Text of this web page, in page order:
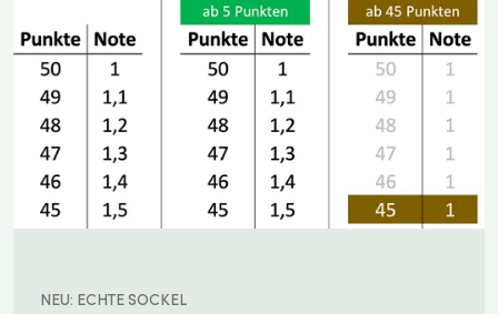
NEU: ECHTE SOCKEL